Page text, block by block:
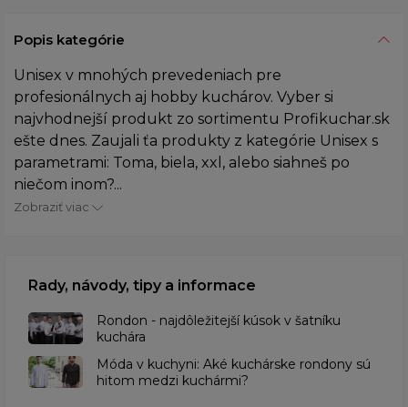
Popis kategórie
Unisex v mnohých prevedeniach pre
profesionálnych aj hobby kuchárov. Vyber si
najvhodnejší produkt zo sortimentu Profikuchar.sk
ešte dnes. Zaujali ťa produkty z kategórie Unisex s
parametrami: Toma, biela, xxl, alebo siahneš po
niečom inom?...
Zobraziť viac
Rady, návody, tipy a informace
Rondon - najdôležitejší kúsok v šatníku
kuchára
​Móda v kuchyni: Aké kuchárske rondony sú
hitom medzi kuchármi?